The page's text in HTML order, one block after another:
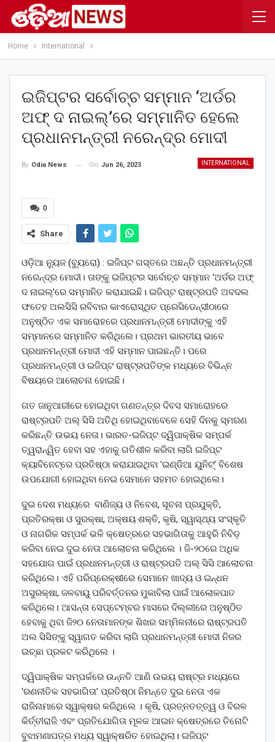
Home International
ଇଜିପ୍ଟର ସର୍ବୋଚ୍ଚ ସମ୍ମାନ ‘ଅର୍ଡର
ଅଫ୍‌ ଦ ନାଇଲ୍‌’ରେ ସମ୍ମାନିତ ହେଲେ
ପ୍ରଧାନମନ୍ତ୍ରୀ ନରେନ୍ଦ୍ର ମୋଦୀ
INTERNATIONAL
By Odia News On Jun 26, 2023
0
Share
ଓଡ଼ିଆ ନ୍ୟୁଜ (ବ୍ୟୁରୋ) : ଇଜିପ୍ଟ ଗସ୍ତରେ ଅଛନ୍ତି ପ୍ରଧାନମନ୍ତ୍ରୀ
ନରେନ୍ଦ୍ର ମୋଦୀ। ତାଙ୍କୁ ଇଜିପ୍ଟର ସର୍ବୋଚ୍ଚ ସମ୍ମାନ ‘ଅର୍ଡର ଅଫ୍‌
ଦ ନାଇଲ୍‌’ରେ ସମ୍ମାନିତ କରାଯାଇଛି। ଇଜିପ୍ଟ ରାଷ୍ଟ୍ରପତି ଅବଦଲ
ଫତେହ ଅଲସିସି ରବିବାର କାଏରୋସ୍ଥିତ ପ୍ରେସିଡେନ୍ସୀଠାରେ
ଅନୁଷ୍ଠିତ ଏକ ସମାରୋହରେ ପ୍ରଧାନମନ୍ତ୍ରୀ ମୋଦୀଙ୍କୁ ଏହି
ସମ୍ମାନରେ ସମ୍ମାନିତ କରିଥିଲେ। ପ୍ରଥମ ଭାରତୀୟ ଭାବେ
ପ୍ରଧାନମନ୍ତ୍ରୀ ମୋଦୀ ଏହି ସମ୍ମାନ ପାଇଛନ୍ତି। ପରେ
ପ୍ରଧାନମନ୍ତ୍ରୀ ଓ ଇଜିପ୍ଟ ରାଷ୍ଟ୍ରପତିଙ୍କ ମଧ୍ୟରେ ବିଭିନ୍ନ
ବିଷୟରେ ଆଲୋଚନା ହୋଇଛି।
ଗତ ଜାନୁଆରୀରେ ହୋଇଥିବା ଗଣତନ୍ତ୍ର ଦିବସ ସମାରୋହରେ
ରାଷ୍ଟ୍ରପତି ଅଲ୍‌ ସିସି ଅତିଥି ହୋଇଥିବାବେଳେ ସେହି ଦିନକୁ ସ୍ମରଣ
କରିଛନ୍ତି ଉଭୟ ନେତା। ଭାରତ-ଇଜିପ୍ଟ ଦ୍ୱିପାକ୍ଷିକ ସମ୍ପର୍କ
ତ୍ୱରାନ୍ୱିତ ହେବା ସହ ଏହାକୁ ଗତିଶୀଳ କରିବା ଲାଗି ଇଜିପ୍ଟ
କ୍ୟାବିନେଟ୍‌ରେ ପ୍ରତିଷ୍ଠା କରାଯାଇଥିବା ‘ଇଣ୍ଡିଆ ୟୁନିଟ୍‌’ ବିଶେଷ
ଉପଯୋଗୀ ହୋଇଥିବା ନେଇ ସେମାନେ ସହମତ ହୋଇଥିଲେ।
ଦୁଇ ଦେଶ ମଧ୍ୟରେ ବାଣିଜ୍ୟ ଓ ନିବେଶ, ସୂଚନା ପ୍ରଯୁକ୍ତି,
ପ୍ରତିରକ୍ଷା ଓ ସୁରକ୍ଷା, ଅକ୍ଷୟ ଶକ୍ତି, କୃଷି, ସ୍ୱାସ୍ଥ୍ୟ ସଂସ୍କୃତି
ଓ ନାଗରିକ ସମ୍ପର୍କ ଭଳି କ୍ଷେତ୍ରରେ ସହଭାଗିତାକୁ ଆହୁରି ନିବିଡ଼
କରିବା ନେଇ ଦୁଇ ନେତା ଆଲୋଚନା କରିଥିଲେ । ଜି-୨୦ରେ ଅଧିକ
ସହଯୋଗ ପାଇଁ ପ୍ରଧାନମନ୍ତ୍ରୀ ଓ ରାଷ୍ଟ୍ରପତି ଅଲ୍‌ ସିସି ଆଲୋଚନା
କରିଥିଲେ। ଏହି ପରିପ୍ରେକ୍ଷୀରେ ସେମାନେ ଖାଦ୍ୟ ଓ ଇନ୍ଧନ
ଅସୁରକ୍ଷା, ଜଳବାୟୁ ପରିବର୍ତ୍ତନର ମୁକାବିଲା ପାଇଁ ଆଲୋକପାତ
କରିଥିଲେ। ଆସନ୍ତା ସେପ୍ଟେମ୍ବର ମାସରେ ଦିଲ୍ଲୀରେ ଅନୁଷ୍ଠିତ
ହେବାକୁ ଥିବା ଜି୨୦ ନେତାମାନଙ୍କ ଶିଖର ସମ୍ମିଳନୀରେ ରାଷ୍ଟ୍ରପତି
ଅଲ ସିସିଙ୍କୁ ସ୍ୱାଗତ କରିବା ଲାଗି ପ୍ରଧାନମନ୍ତ୍ରୀ ମୋଦୀ ନିଜର
ଇଚ୍ଛା ପ୍ରକଟ କରିଥିଲେ ।
ଦ୍ୱିପାକ୍ଷିକ ସମ୍ପର୍କରେ ଉନ୍ନତି ଆଣି ଉଭୟ ରାଷ୍ଟ୍ର ମଧ୍ୟରେ
‘ରଣନୀତିକ ସହଭାଗିତା’ ପ୍ରତିଷ୍ଠା ନିମନ୍ତେ ଦୁଇ ନେତା ଏକ
ରାଜିନାମାରେ ସ୍ୱାକ୍ଷର କରିଥିଲେ । କୃଷି, ପ୍ରତ୍ନତତ୍ତ୍ୱ ଓ ବିରଳ
କିର୍ତ୍ତୀରାଜି ଏବଂ ପ୍ରତିଯୋଗିତା ମୂଳକ ଆଇନ କ୍ଷେତ୍ରରେ ତିନୋଟି
ବୁଝାମଣାପତ୍ର ମଧ୍ୟ ସ୍ୱାକ୍ଷରିତ ହୋଇଥିଲା। ଇଜିପ୍ଟ